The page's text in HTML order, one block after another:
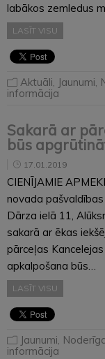
labākos zemledus
LASĪT VISU
Aktuāli Jaunumi
informācija
Sakarā ar
būs
17.01.2019
CIENĪJAMIE
novada
Dārza ielā 11,
sakarā ar ēkas
pārceļas
apkalpošana būs…
LASĪT VISU
Jaunumi
informācija